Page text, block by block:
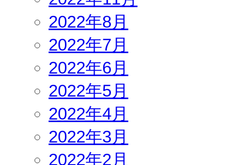
2022年8月
2022年7月
2022年6月
2022年5月
2022年4月
2022年3月
2022年2月